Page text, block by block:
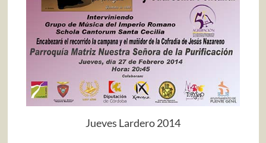
Jueves Lardero 2014